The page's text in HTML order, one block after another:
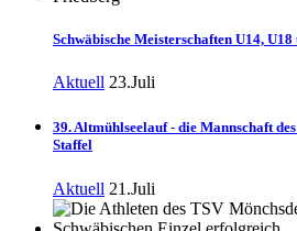
Schwäbische Meisterschaften U14,
Aktuell 23.Juli
39. Altmühlseelauf - die Mannschaft
Staffel
Aktuell 21.Juli